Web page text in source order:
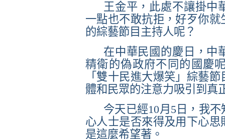
王金平，此處不讓掛中
一點也不敢抗拒，好歹你
的綜藝節目主持人呢？
在中華民國的慶日，中
精衛的偽政府不同的國慶
「雙十民進大爆笑」綜藝
體和民眾的注意力吸引到真
今天已經10月 5 日，我
心人士是否來得及用下心
是這麼希望著。